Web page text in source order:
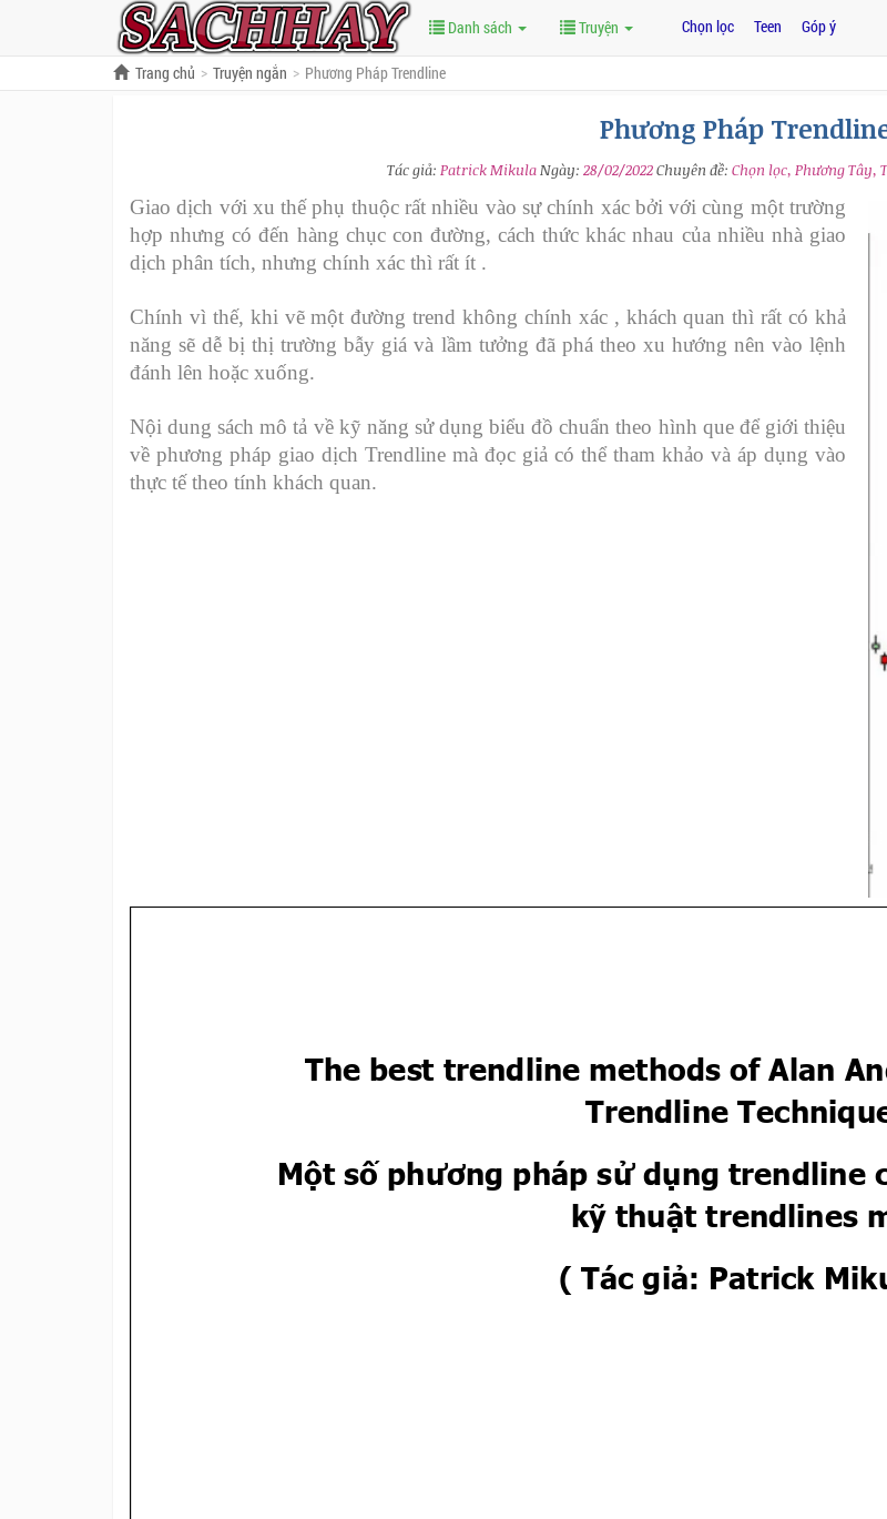
Danh sách Truyện Chọn lọc Teen Góp ý
Trang chủ Truyện ngắn Phương Pháp Trendline
Phương Pháp
Tác giả: Patrick MikulaNgày: 28/02/2022Chuyên đề: Chọn lọc, Phương Tây,
Giao dịch với xu thế phụ thuộc rất nhiều vào sự chính xác bởi với cùng một trường
hợp nhưng có đến hàng chục con đường, cách thức khác nhau của nhiều nhà giao
dịch phân tích, nhưng chính xác thì rất ít .
Chính vì thế, khi vẽ một đường trend không chính xác , khách quan thì rất có khả
năng sẽ dễ bị thị trường bẫy giá và lầm tưởng đã phá theo xu hướng nên vào lệnh
đánh lên hoặc xuống.
Nội dung sách mô tả về kỹ năng sử dụng biểu đồ chuẩn theo hình que để giới thiệu
về phương pháp giao dịch Trendline mà đọc giả có thể tham khảo và áp dụng vào
thực tế theo tính khách quan.